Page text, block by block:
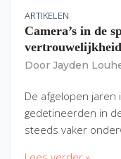
ARTIKELEN
Camera’s in de
vertrouwelijkheid
Door Jayden
De afgelopen
gedetineerden in
steeds vaker